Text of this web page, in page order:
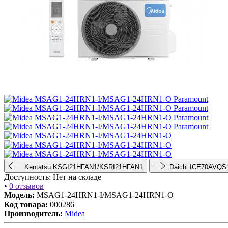
Kentatsu KSGI21HFAN1/KSRI21HFAN1 Daichi
Доступность: Нет на складе
• 0 отзывов
Модель: MSAG1-24HRN1-I/MSAG1-24HRN1-O
Код товара: 000286
Производитель: Midea